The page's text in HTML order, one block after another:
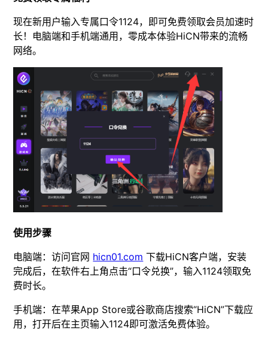
现在新用户输入专属口令1124，即可免费领取会员加速时
长！电脑端和手机端通用，零成本体验HiCN带来的流畅
网络。
使用步骤
电脑端：访问官网 hicn01.com 下载HiCN客户端，安装
完成后，在软件右上角点击“口令兑换”，输入1124领取免
费时长。
手机端：在苹果App Store或谷歌商店搜索“HiCN”下载应
用，打开后在主页输入1124即可激活免费体验。